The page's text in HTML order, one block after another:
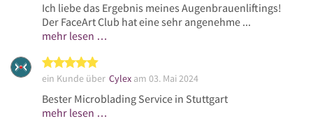
Ich liebe das Ergebnis meines Augenbrauenliftings!
Der FaceArt Club hat eine sehr angenehme ...
mehr lesen …
ein Kunde über Cylex am 03. Mai 2024
Bester Microblading Service in Stuttgart
mehr lesen …